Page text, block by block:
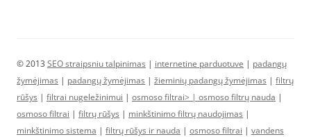
© 2013 SEO straipsniu talpinimas | internetine parduotuve | padangų
žymėjimas | padangų žymėjimas | žieminių padangų žymėjimas | filtrų
rūšys | filtrai nugeležinimui | osmoso filtrai> | osmoso filtrų nauda |
osmoso filtrai | filtrų rūšys | minkštinimo filtrų naudojimas |
minkštinimo sistema | filtrų rūšys ir nauda | osmoso filtrai | vandens